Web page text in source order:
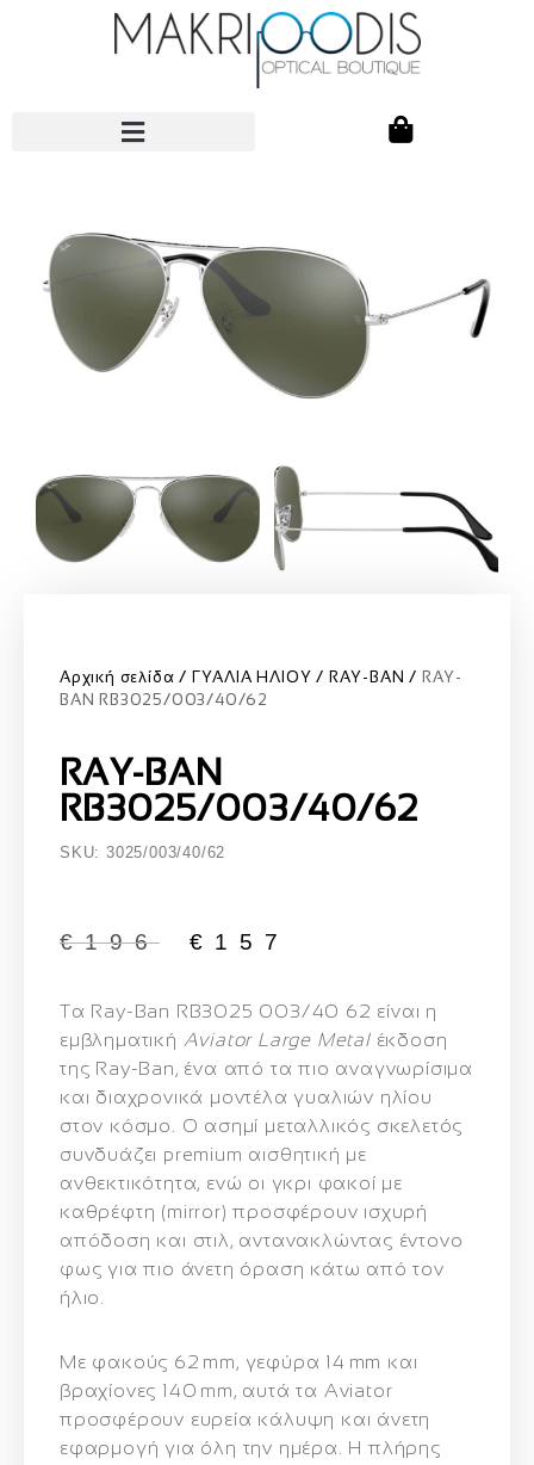
Αρχική σελίδα ΓΥΑΛΙΑ ΗΛΙΟΥ RAY-BAN
RAY-
BAN RB3025/003/40/62
RAY-BAN
RB3025/003/40/62
SKU: 3025/003/40/62
€196 € 157
Τα Ray‑Ban RB3025 003/40 62 είναι η
εμβληματική Aviator Large Metalέκδοση
της Ray‑Ban, ένα από τα πιο αναγνωρίσιμα
και διαχρονικά μοντέλα γυαλιών ηλίου
στον κόσμο. Ο ασημί μεταλλικός σκελετός
συνδυάζει premium αισθητική με
ανθεκτικότητα, ενώ οι γκρι φακοί με
καθρέφτη (mirror) προσφέρουν ισχυρή
απόδοση και στιλ, αντανακλώντας έντονο
φως για πιο άνετη όραση κάτω από τον
ήλιο.
Με φακούς 62 mm, γεφύρα 14 mm και
βραχίονες 140 mm, αυτά τα Aviator
προσφέρουν ευρεία κάλυψη και άνετη
εφαρμογή για όλη την ημέρα. Η πλήρης